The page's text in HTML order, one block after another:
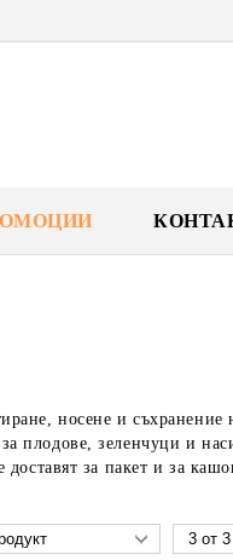
носене и
плодове, зеленчуци и
за пакет и за